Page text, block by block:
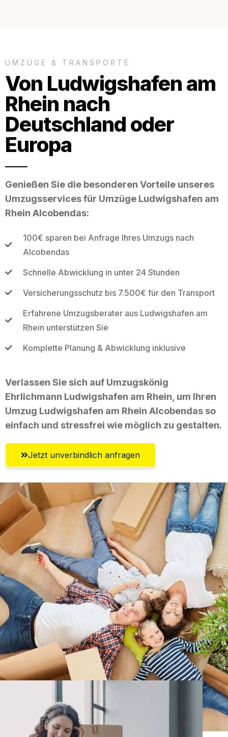
UMZÜGE & TRANSPORTE
Von Ludwigshafen am
Rhein nach
Deutschland oder
Europa
Genießen Sie die besonderen Vorteile unseres
Umzugsservices für Umzüge Ludwigshafen am
Rhein Alcobendas:
100€ sparen bei Anfrage Ihres Umzugs nach
Alcobendas
Schnelle Abwicklung in unter 24 Stunden
Versicherungsschutz bis 7.500€ für den Transport
Erfahrene Umzugsberater aus Ludwigshafen am
Rhein unterstützen Sie
Komplette Planung & Abwicklung inklusive
Verlassen Sie sich auf Umzugskönig
Ehrlichmann Ludwigshafen am Rhein, um Ihren
Umzug Ludwigshafen am Rhein Alcobendas so
einfach und stressfrei wie möglich zu gestalten.
Jetzt unverbindlich anfragen